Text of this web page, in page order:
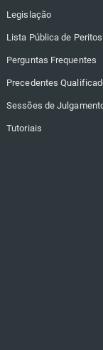
Legislação
Lista Pública de Peritos
Perguntas Frequentes
Precedentes
Sessões de
Tutoriais